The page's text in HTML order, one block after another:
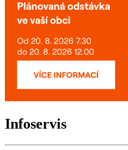
Infoservis